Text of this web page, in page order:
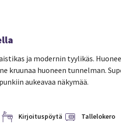
ja modernin tyylikäs.
kruunaa huoneen tunnelman.
aukeavaa näkymää.
Kirjoituspöytä Tallelokero